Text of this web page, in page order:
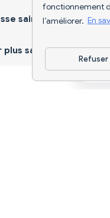
fonctionnement
l’améliorer. En
Refuser
saine
sain